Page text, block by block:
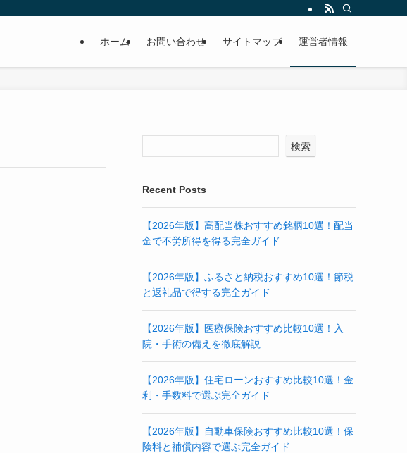
ホーム お問い合わせ サイトマップ 運営者情報
検索
Recent Posts
【2026年版】高配当株おすすめ銘柄10選！配当
金で不労所得を得る完全ガイド
【2026年版】ふるさと納税おすすめ10選！節税
と返礼品で得する完全ガイド
【2026年版】医療保険おすすめ比較10選！入
院・手術の備えを徹底解説
【2026年版】住宅ローンおすすめ比較10選！金
利・手数料で選ぶ完全ガイド
【2026年版】自動車保険おすすめ比較10選！保
険料と補償内容で選ぶ完全ガイド